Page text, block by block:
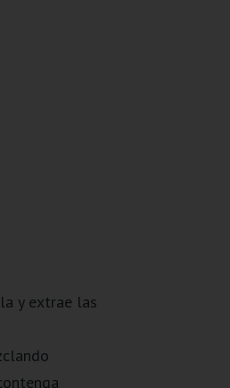
y extrae las